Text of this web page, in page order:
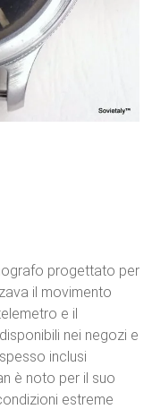
progettato per
il movimento
e il
nei negozi e
inclusi
è noto per il suo
estreme